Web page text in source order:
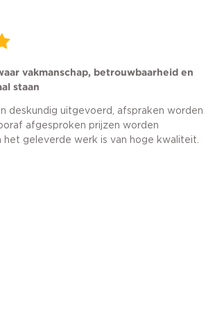
vakmanschap, betrouwbaarheid en
staan
deskundig uitgevoerd, afspraken worden
afgesproken prijzen worden
het geleverde werk is van hoge kwaliteit.